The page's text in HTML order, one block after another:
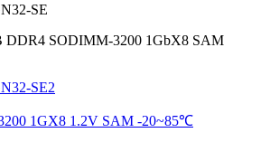
SE
DDR4 SODIMM-3200 1GbX8 SAM
SE2
1GX8 1.2V SAM -20~85℃